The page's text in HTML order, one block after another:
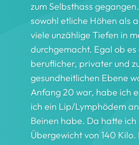
zum Selbsthass
sowohl etliche Höhen als
viele unzählige Tiefen in
durchgemacht. Egal ob
beruflicher, privater und
gesundheitlichen Ebene
Anfang 20 war, habe ich
ich ein Lip/Lymphödem
Beinen habe. Da hatte ich
Übergewicht von 140 Kilo.